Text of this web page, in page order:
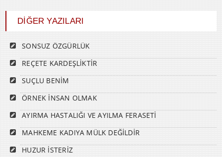
DİĞER YAZILARI
SONSUZ ÖZGÜRLÜK
REÇETE KARDEŞLİKTİR
SUÇLU BENİM
ÖRNEK İNSAN OLMAK
AYIRMA HASTALIĞI VE AYILMA FERASETİ
MAHKEME KADIYA MÜLK DEĞİLDİR
HUZUR İSTERİZ